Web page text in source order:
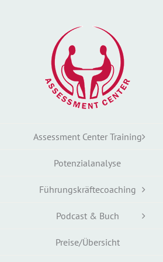
Assessment Center Training
Potenzialanalyse
Führungskräftecoaching
Podcast & Buch
Preise/Übersicht